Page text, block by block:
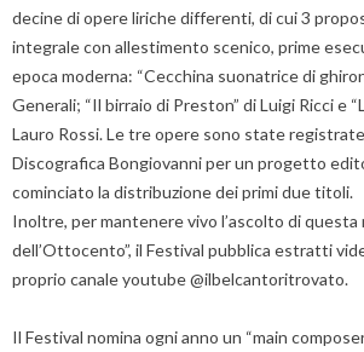
decine di opere liriche differenti, di cui 3
integrale con allestimento scenico, prime
epoca moderna: “Cecchina suonatrice di
Generali; “Il birraio di Preston” di Luigi Ricci e
Lauro Rossi. Le tre opere sono state registrate
Discografica Bongiovanni per un progetto
cominciato la distribuzione dei primi due titoli.
Inoltre, per mantenere vivo l’ascolto di questa
dell’Ottocento”, il Festival pubblica estratti
proprio canale youtube @ilbelcantoritrovato.
Il Festival nomina ogni anno un “main